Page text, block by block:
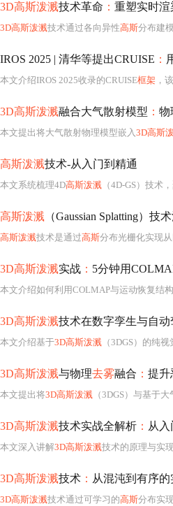
3D高斯泼溅技术革命 ： 重塑实时渲
3D高斯泼溅技术通过各向异性高斯分布建
IROS 2025 | 清华等提出CRUISE ：
本文介绍IROS 2025收录的CRUISE框架 ，该
3D高斯泼溅融合大气散射模型 ： 物
本文提出将大气散射物理模型嵌入3D高斯
高斯泼溅技术-从入门到精通
本文系统梳理4D高斯泼溅 （4D-GS）技术
高斯泼溅 （Gaussian Splatting）技
高斯泼溅技术是通过高斯分布光栅化实现
3D高斯泼溅实战 ： 5分钟用
本文介绍如何利用COLMAP与运动恢复结
3D高斯泼溅技术在数字孪生与自动
本文介绍基于3D高斯泼溅 （3DGS）的纯
3D高斯泼溅与物理去雾融合 ： 提升
本文提出将3D高斯泼溅 （3DGS）与基于
3D高斯泼溅技术实战全解析 ： 从入
本文深入讲解3D高斯泼溅技术的原理与实现，涵
3D高斯泼溅技术 ： 从混沌到有序
3D高斯泼溅技术通过可学习的高斯分布实